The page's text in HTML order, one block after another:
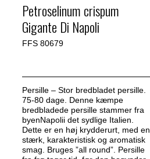
Petroselinum crispum
Gigante Di Napoli
FFS 80679
Persille – Stor bredbladet persille.
75-80 dage. Denne kæmpe
bredbladede persille stammer fra
byenNapolii det sydlige Italien.
Dette er en høj krydderurt, med en
stærk, karakteristisk og aromatisk
smag. Bruges ”all round”. Persille